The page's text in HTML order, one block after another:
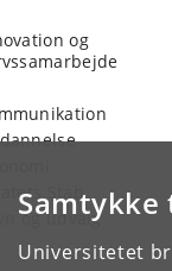
Universitetet
og
Stab
og udvalg